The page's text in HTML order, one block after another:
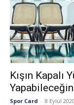
Kışın Kapalı
Spor Card - 8 Eylül 2020